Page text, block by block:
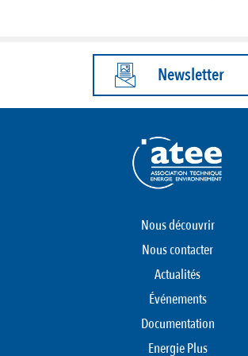
Newsletter
Nous découvrir
Nous contacter
Actualités
Événements
Documentation
Energie Plus